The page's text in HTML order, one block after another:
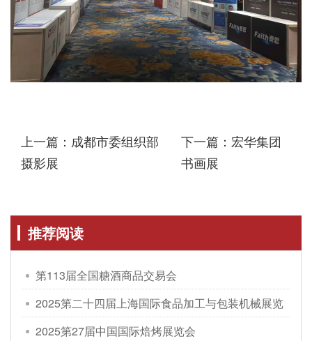
上一篇：成都市委组织部
摄影展
下一篇：宏华集团
书画展
推荐阅读
第113届全国糖酒商品交易会
2025第二十四届上海国际食品加工与包装机械展览
会
2025第27届中国国际焙烤展览会